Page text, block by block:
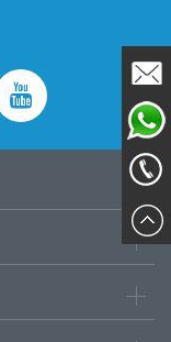
Email
Sales
0755-